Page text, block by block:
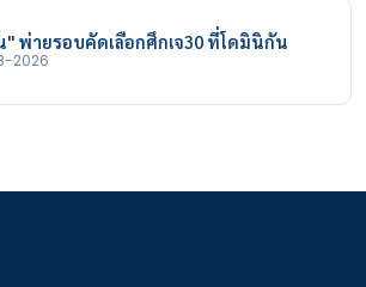
" พ่ายรอบคัดเลือกศึกเจ30 ที่โดมินิกัน
2026